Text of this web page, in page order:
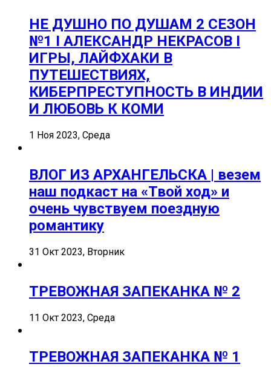
НЕ ДУШНО ПО ДУШАМ 2 СЕЗОН
№1 I АЛЕКСАНДР НЕКРАСОВ I
ИГРЫ, ЛАЙФХАКИ В
ПУТЕШЕСТВИЯХ,
КИБЕРПРЕСТУПНОСТЬ В ИНДИИ
И ЛЮБОВЬ К КОМИ
1 Ноя 2023, Среда
ВЛОГ ИЗ АРХАНГЕЛЬСКА | везем
наш подкаст на «Твой ход» и
очень чувствуем поездную
романтику
31 Окт 2023, Вторник
ТРЕВОЖНАЯ ЗАПЕКАНКА № 2
11 Окт 2023, Среда
ТРЕВОЖНАЯ ЗАПЕКАНКА № 1